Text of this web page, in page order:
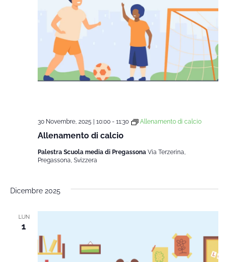
Allenamento di calcio
30 Novembre, 2025 | 10:00- 11:30 Allenamento di calcio
Palestra Scuola media di Pregassona Via Terzerina,
Pregassona, Svizzera
Dicembre 2025
LUN
1